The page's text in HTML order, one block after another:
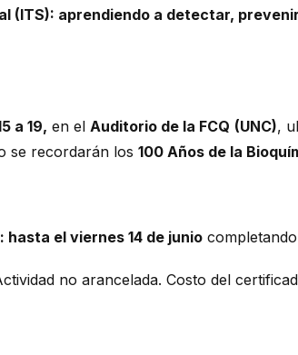
(ITS): aprendiendo a detectar,
a 19, en el Auditorio de la FCQ (UNC),
se recordarán los 100 Años de la
hasta el viernes 14 de junio
no arancelada. Costo del